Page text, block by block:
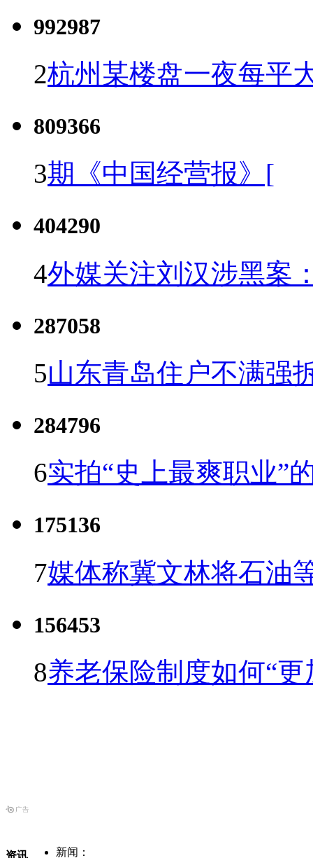
992987
2杭州某楼盘一夜每平
809366
3期《中国经营报》[
404290
4外媒关注刘汉涉黑案
287058
5山东青岛住户不满强
284796
6实拍“史上最爽职业”
175136
7媒体称冀文林将石油
156453
8养老保险制度如何“
新闻：